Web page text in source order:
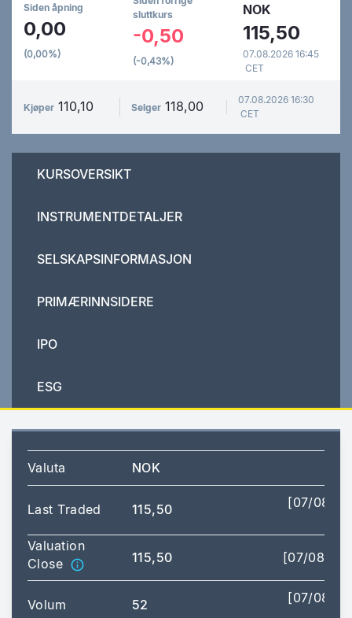
Siden åpning
0,00
(0,00%)
sluttkurs
-0,50
(-0,43%)
NOK
115,50
07.08.2026 16:45
CET
Kjøper 110,10 Selger 118,00
07.08.2026 16:30
CET
KURSOVERSIKT
INSTRUMENTDETALJER
SELSKAPSINFORMASJON
PRIMÆRINNSIDERE
IPO
ESG
Valuta NOK
Last Traded 115,50
[07/08/
Valuation
Close
115,50 [07/08/
Volum 52
[07/08/